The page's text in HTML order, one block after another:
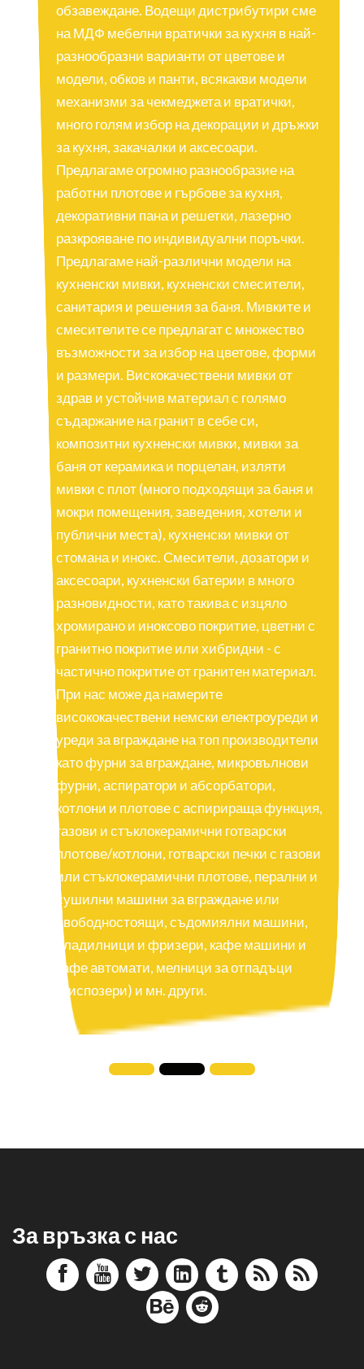
обзавеждане. Водещи дистрибутири сме
на МДФ мебелни вратички за кухня в най-
разнообразни варианти от цветове и
модели, обков и панти, всякакви модели
механизми за чекмеджета и вратички,
много голям избор на декорации и дръжки
за кухня, закачалки и аксесоари.
Предлагаме огромно разнообразие на
работни плотове и гърбове за кухня,
декоративни пана и решетки, лазерно
разкрояване по индивидуални поръчки.
Предлагаме най-различни модели на
кухненски мивки, кухненски смесители,
санитария и решения за баня. Мивките и
смесителите се предлагат с множество
възможности за избор на цветове, форми
и размери. Вискокачествени мивки от
здрав и устойчив материал с голямо
съдаржание на гранит в себе си,
композитни кухненски мивки, мивки за
баня от керамика и порцелан, изляти
мивки с плот (много подходящи за баня и
мокри помещения, заведения, хотели и
публични места), кухненски мивки от
стомана и инокс. Смесители, дозатори и
аксесоари, кухненски батерии в много
разновидности, като такива с изцяло
хромирано и иноксово покритие, цветни с
гранитно покритие или хибридни - с
частично покритие от гранитен материал.
При нас може да намерите
висококачествени немски електроуреди и
уреди за вграждане на топ производители
като фурни за вграждане, микровълнови
фурни, аспиратори и абсорбатори,
котлони и плотове с аспирираща функция,
газови и стъклокерамични готварски
плотове/котлони, готварски печки с газови
или стъклокерамични плотове, перални и
сушилни машини за вграждане или
свободностоящи, съдомиялни машини,
хладилници и фризери, кафе машини и
кафе автомати, мелници за отпадъци
(диспозери) и мн. други.
Previous
За връзка с нас